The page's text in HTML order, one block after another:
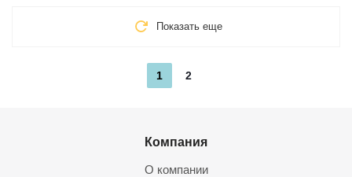
Показать еще
1 2
Компания
О компании